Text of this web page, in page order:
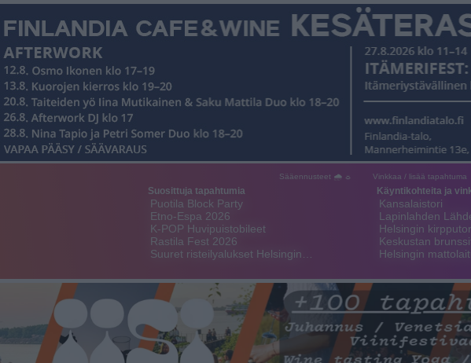
Sääennusteet 🌧 ☼ Vinkkaa / lisää tapahtuma
Suosittuja tapahtumia
Puotila Block Party
Etno-Espa 2026
K-POP Huvipuistobileet
Rastila Fest 2026
Suuret risteilyalukset Helsingin…
Käyntikohteita ja
Kansalaistori
Lapinlahden
Helsingin
Keskustan
Helsingin